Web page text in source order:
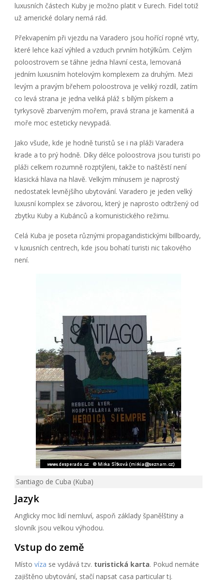
luxusních částech Kuby je možno platit v Eurech. Fidel totiž
už americké dolary nemá rád.
Překvapením při vjezdu na Varadero jsou hořící ropné vrty,
které lehce kazí výhled a vzduch prvním hotýlkům. Celým
poloostrovem se táhne jedna hlavní cesta, lemovaná
jedním luxusním hotelovým komplexem za druhým. Mezi
levým a pravým břehem poloostrova je veliký rozdíl, zatím
co levá strana je jedna veliká pláž s bílým pískem a
tyrkysově zbarveným mořem, pravá strana je kamenitá a
moře moc esteticky nevypadá.
Jako všude, kde je hodně turistů se i na pláži Varadera
krade a to prý hodně. Díky délce poloostrova jsou turisti po
pláži celkem rozumně rozptýleni, takže to naštěstí není
klasická hlava na hlavě. Velkým mínusem je naprostý
nedostatek levnějšího ubytování. Varadero je jeden velký
luxusní komplex se závorou, který je naprosto odtržený od
zbytku Kuby a Kubánců a komunistického režimu.
Celá Kuba je poseta různými propagandistickými billboardy,
v luxusních centrech, kde jsou bohatí turisti nic takového
není.
Santiago de Cuba (Kuba)
Jazyk
Anglicky moc lidí nemluví, aspoň základy španělštiny a
slovník jsou velkou výhodou.
Vstup do země
Místo víza se vydává tzv. turistická karta. Pokud nemáte
zajištěno ubytování, stačí napsat casa particular tj.